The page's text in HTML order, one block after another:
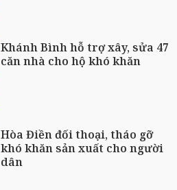
Khánh Bình hỗ trợ xây, sửa 47
căn nhà cho hộ khó khăn
Hòa Điền đối thoại, tháo gỡ
khó khăn sản xuất cho người
dân